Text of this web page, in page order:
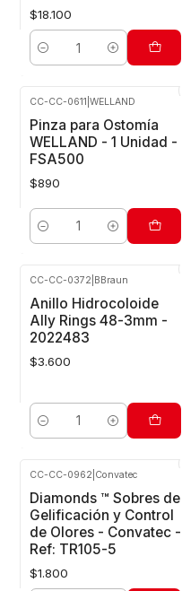
$18.100
Cantidad
CC-CC-0611 WELLAND
Pinza para Ostomía
WELLAND - 1 Unidad -
FSA500
$890
Cantidad
CC-CC-0372 BBraun
Anillo Hidrocoloide
Ally Rings 48-3mm -
2022483
$3.600
Cantidad
CC-CC-0962 Convatec
Diamonds ™ Sobres de
Gelificación y Control
de Olores - Convatec -
Ref: TR105-5
$1.800